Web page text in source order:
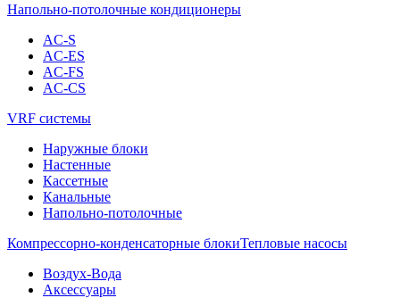
Напольно-потолочные кондиционеры
AC-S
AC-ES
AC-FS
AC-CS
VRF системы
Наружные блоки
Настенные
Кассетные
Канальные
Напольно-потолочные
Компрессорно-конденсаторные блокиТепловые насосы
Воздух-Вода
Аксессуары